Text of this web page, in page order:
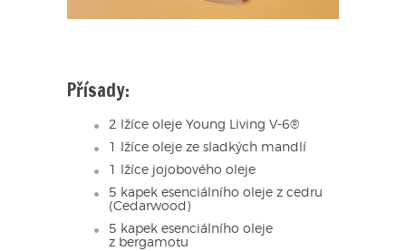
Přísady:
2 lžíce oleje Young Living V-6®
1 lžíce oleje ze sladkých mandlí
1 lžíce jojobového oleje
5 kapek esenciálního oleje z cedru
(Cedarwood)
5 kapek esenciálního oleje
z bergamotu